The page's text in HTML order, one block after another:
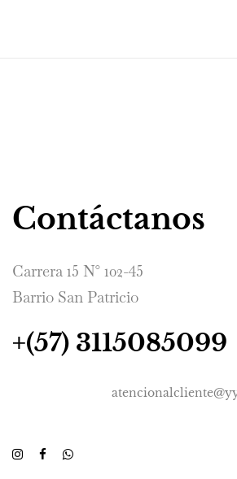
Contáctanos
Carrera 15 N° 102-45
Barrio San Patricio
+(57) 3115085099